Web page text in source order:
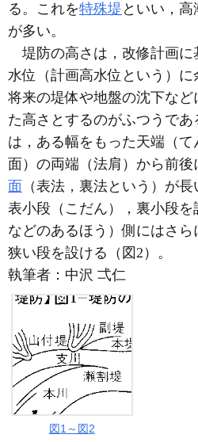
る。これを特殊堤 といい，高
が多い。
堤防の高さは，改修計画に
水位（計画高水位という）
将来の堤体や地盤の沈下など
た高さとするのがふつうで
は，ある幅をもった天端（
面）の両端（法肩）から前
面 （表法，裏法という）が
表小段（こだん），裏小段
などのあるほう）側にはさら
狭い段を設ける（図2）。
執筆者： 中沢 弌仁
図1～図2